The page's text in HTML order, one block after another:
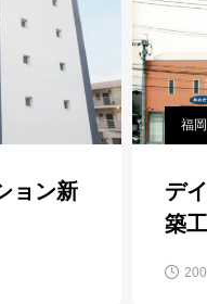
ョン新
福
デ
築